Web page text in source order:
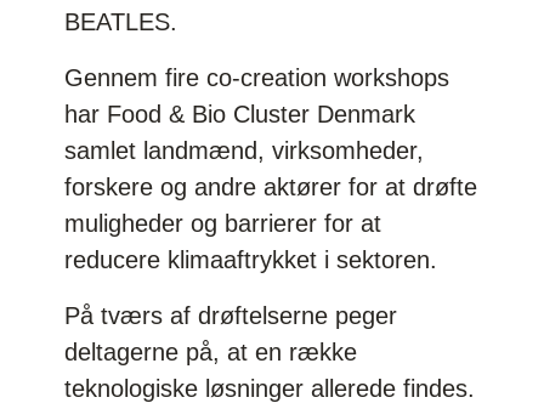
BEATLES.
Gennem fire co-creation workshops
har Food & Bio Cluster Denmark
samlet landmænd, virksomheder,
forskere og andre aktører for at drøfte
muligheder og barrierer for at
reducere klimaaftrykket i sektoren.
På tværs af drøftelserne peger
deltagerne på, at en række
teknologiske løsninger allerede findes.